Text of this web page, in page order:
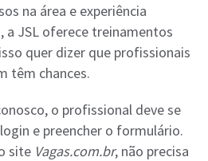
na área e experiência
JSL oferece treinamentos
quer dizer que profissionais
têm chances.
o profissional deve se
e preencher o formulário.
site Vagas.com.br, não precisa